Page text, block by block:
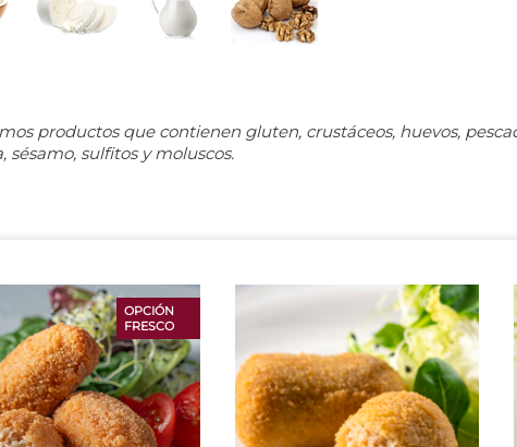
productos que contienen gluten, crustáceos, huevos,
sésamo, sulfitos y moluscos.
OPCIÓN
FRESCO